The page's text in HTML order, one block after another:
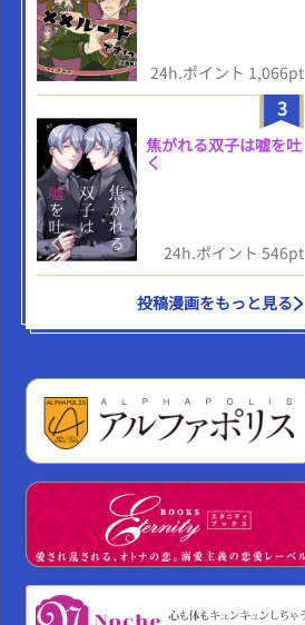
24h.ポイント 1,066pt
3
焦がれる双子は嘘を吐
く
24h.ポイント 546pt
投稿漫画をもっと見る